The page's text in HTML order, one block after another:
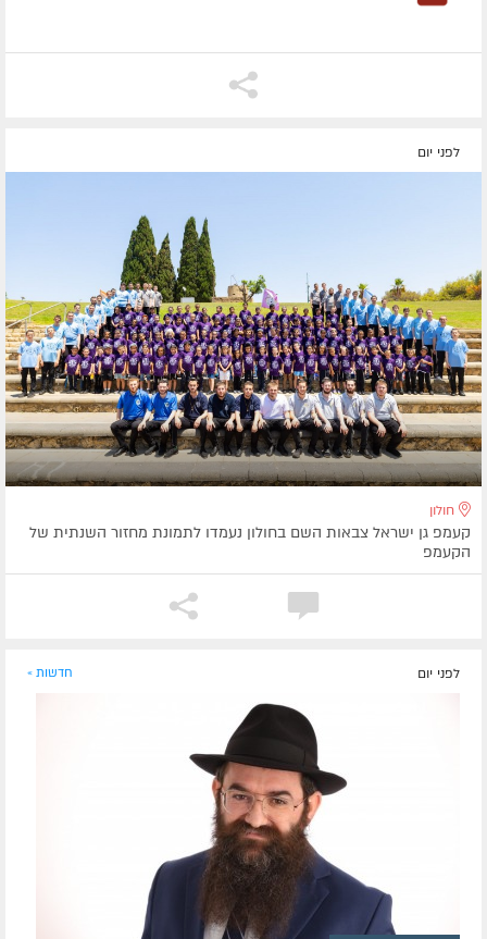
לפני יום
חולון
קעמפ גן ישראל צבאות השם בחולון נעמדו לתמונת מחזור השנתית של
הקעמפ
לפני יום חדשות »